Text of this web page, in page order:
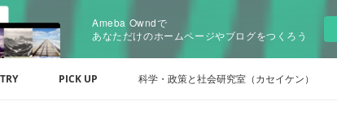
Ameba Owndで
あなただけのホームページやブログをつくろう
PICK UP 科学・政策と社会研究室（カセイケン）